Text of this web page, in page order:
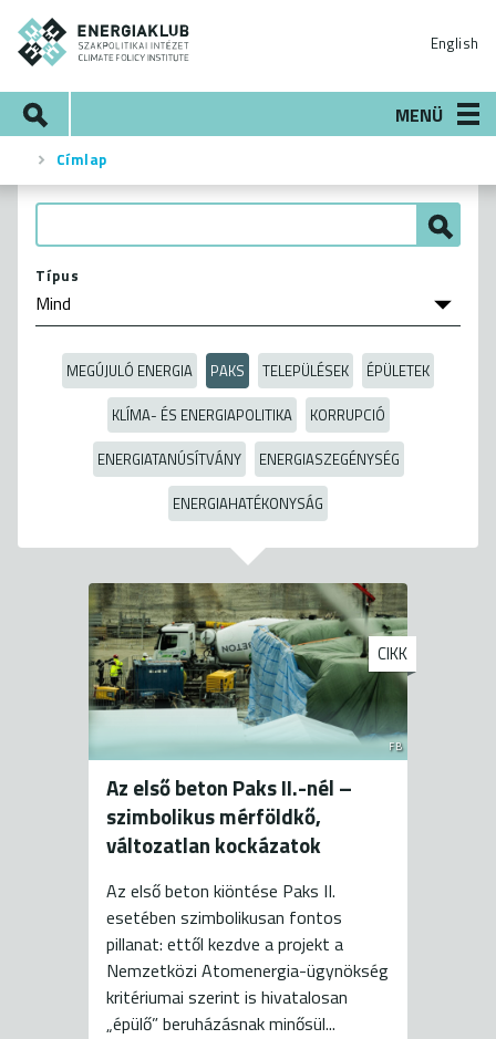
Ugrás
tartalomra
English
MENÜ
Morzsa
Címlap
Típus
MEGÚJULÓ ENERGIA PAKS TELEPÜLÉSEK
ÉPÜLETEK
KLÍMA- ÉS ENERGIAPOLITIKA
KORRUPCIÓ
ENERGIATANÚSÍTVÁNY
ENERGIASZEGÉNYSÉG
ENERGIAHATÉKONYSÁG
FB
CIKK
Az első beton Paks II.-nél –
szimbolikus mérföldkő,
változatlan kockázatok
Az első beton kiöntése Paks II.
esetében szimbolikusan fontos
pillanat: ettől kezdve a projekt a
Nemzetközi Atomenergia-ügynökség
kritériumai szerint is hivatalosan
„épülő” beruházásnak minősül...